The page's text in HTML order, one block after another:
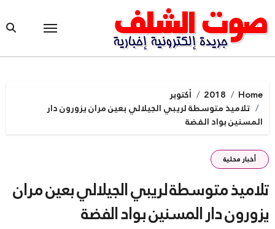
to
content
Home
2018
أكتوبر
تلاميذ متوسطة لريبي الجيلالي بعين مران يزورون دار
المسنين بواد الفضة
أخبار محلية
تلاميذ متوسطة لريبي الجيلالي بعين مران
يزورون دار المسنين بواد الفضة